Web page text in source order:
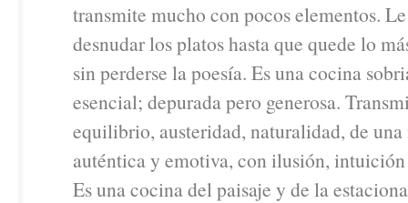
transmite mucho con pocos elementos.
desnudar los platos hasta que quede lo
sin perderse la poesía. Es una cocina
esencial; depurada pero generosa.
equilibrio, austeridad, naturalidad, de una
auténtica y emotiva, con ilusión,
Es una cocina del paisaje y de la